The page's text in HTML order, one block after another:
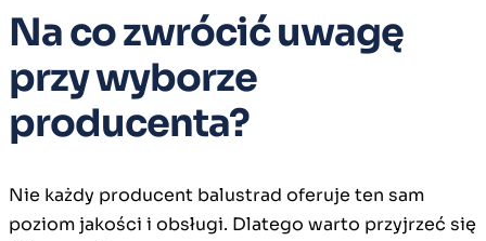
Na co zwrócić uwagę
przy wyborze
producenta?
Nie każdy producent balustrad oferuje ten sam
poziom jakości i obsługi. Dlatego warto przyjrzeć się